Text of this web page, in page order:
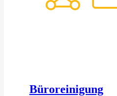
Büroreinigung